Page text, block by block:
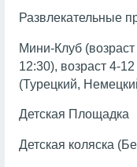
Развлекательные
Мини-Клуб
12:30), возраст 4-
(Турецкий,
Детская Площадка
Детская коляска